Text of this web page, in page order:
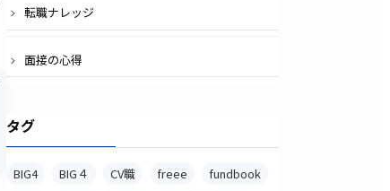
転職ナレッジ
面接の心得
タグ
BIG4 BIG４ CV職 freee
fundbook